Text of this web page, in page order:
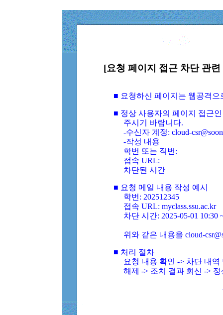
[요청 페이지 접근 차단 관
■ 요청하신 페이지는 웹공격
■ 정상 사용자의 페이지 접근
주시기 바랍니다.
-수신자 계정: cloud-
-작성 내용
학번 또는 직번:
접속 URL:
차단된 시간
■ 요청 메일 내용 작성 예시
학번: 202512345
접속 URL: myclass.ssu.ac.kr
차단 시간: 2025-05-01 10:30
위와 같은 내용을 cloud-
■ 처리 절차
요청 내용 확인 -> 차단 내
해제 -> 조치 결과 회신 ->